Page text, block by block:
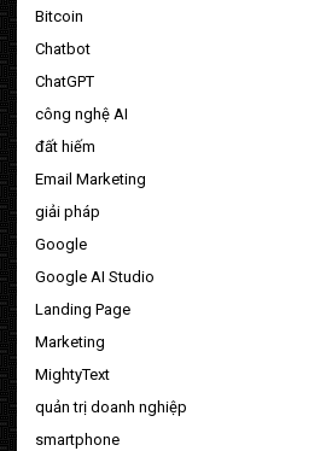
Bitcoin
Chatbot
ChatGPT
công nghệ AI
đất hiếm
Email Marketing
giải pháp
Google
Google AI Studio
Landing Page
Marketing
MightyText
quản trị doanh nghiệp
smartphone